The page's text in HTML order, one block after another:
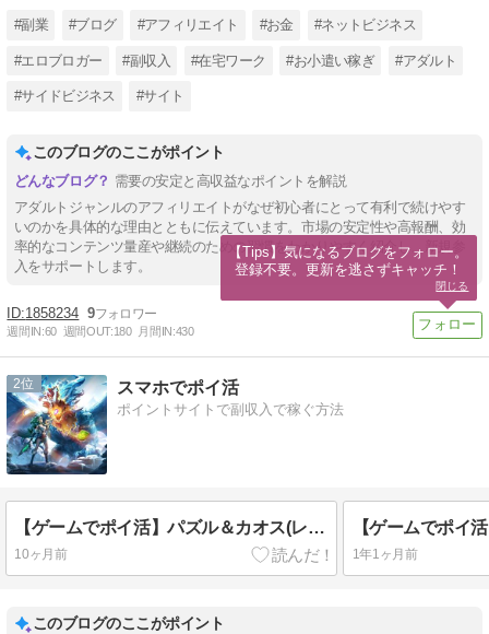
#副業 #ブログ #アフィリエイト #お金 #ネットビジネス
#エロブロガー #副収入 #在宅ワーク #お小遣い稼ぎ #アダルト
#サイドビジネス #サイト
このブログのここがポイント
需要の安定と高収益なポイントを解説
アダルトジャンルのアフィリエイトがなぜ初心者にとって有利で続けやす
いのかを具体的な理由とともに伝えています。市場の安定性や高報酬、効
率的なコンテンツ量産や継続のための習慣をわかりやすく紹介し、新規参
入をサポートします。
1858234 9
週間IN:60 週間OUT:180 月間IN:430
2 スマホでポイ活
ポイントサイトで副収入で稼ぐ方法
【ゲームでポイ活】パズル＆カオス(レベル25)29日で達成
10ヶ月前 1年1ヶ月前
このブログのここがポイント
【Tips】気になるブログをフォロー。
登録不要。更新を逃さずキャッチ！
閉じる